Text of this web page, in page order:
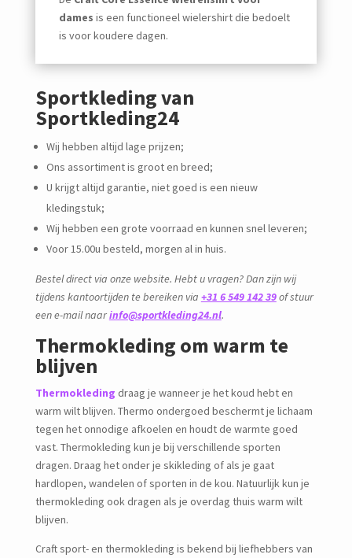
dames is een functioneel wielershirt die bedoelt
is voor koudere dagen.
Sportkleding van
Sportkleding24
Wij hebben altijd lage prijzen;
Ons assortiment is groot en breed;
U krijgt altijd garantie, niet goed is een nieuw
kledingstuk;
Wij hebben een grote voorraad en kunnen snel leveren;
Voor 15.00u besteld, morgen al in huis.
Bestel direct via onze website. Hebt u vragen? Dan zijn wij
tijdens kantoortijden te bereiken via +31 6 549 142 39of stuur
een e-mail naarinfo@sportkleding24.nl.
Thermokleding om warm te
blijven
Thermokleding draag je wanneer je het koud hebt en
warm wilt blijven. Thermo ondergoed beschermt je lichaam
tegen het onnodige afkoelen en houdt de warmte goed
vast. Thermokleding kun je bij verschillende sporten
dragen. Draag het onder je skikleding of als je gaat
hardlopen, wandelen of sporten in de kou. Natuurlijk kun je
thermokleding ook dragen als je overdag thuis warm wilt
blijven.
Craft sport- en thermokleding is bekend bij liefhebbers van